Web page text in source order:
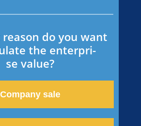
reason do you want
the enter­pri­
se value?
Compa­ny sale